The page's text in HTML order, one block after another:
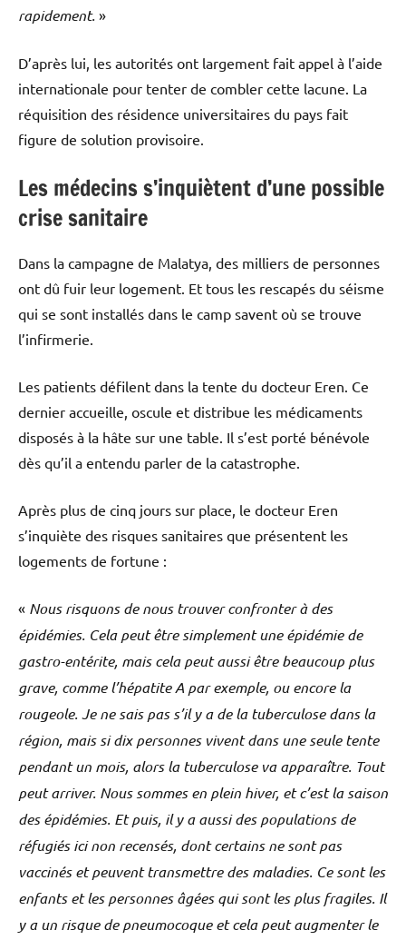
rapidement. »
D’après lui, les autorités ont largement fait appel à l’aide
internationale pour tenter de combler cette lacune. La
réquisition des résidence universitaires du pays fait
figure de solution provisoire.
Les médecins s’inquiètent d’une possible
crise sanitaire
Dans la campagne de Malatya, des milliers de personnes
ont dû fuir leur logement. Et tous les rescapés du séisme
qui se sont installés dans le camp savent où se trouve
l’infirmerie.
Les patients défilent dans la tente du docteur Eren. Ce
dernier accueille, oscule et distribue les médicaments
disposés à la hâte sur une table. Il s’est porté bénévole
dès qu’il a entendu parler de la catastrophe.
Après plus de cinq jours sur place, le docteur Eren
s’inquiète des risques sanitaires que présentent les
logements de fortune :
« Nous risquons de nous trouver confronter à des
épidémies. Cela peut être simplement une épidémie de
gastro-entérite, mais cela peut aussi être beaucoup plus
grave, comme l’hépatite A par exemple, ou encore la
rougeole. Je ne sais pas s’il y a de la tuberculose dans la
région, mais si dix personnes vivent dans une seule tente
pendant un mois, alors la tuberculose va apparaître. Tout
peut arriver. Nous sommes en plein hiver, et c’est la saison
des épidémies. Et puis, il y a aussi des populations de
réfugiés ici non recensés, dont certains ne sont pas
vaccinés et peuvent transmettre des maladies. Ce sont les
enfants et les personnes âgées qui sont les plus fragiles. Il
y a un risque de pneumocoque et cela peut augmenter le